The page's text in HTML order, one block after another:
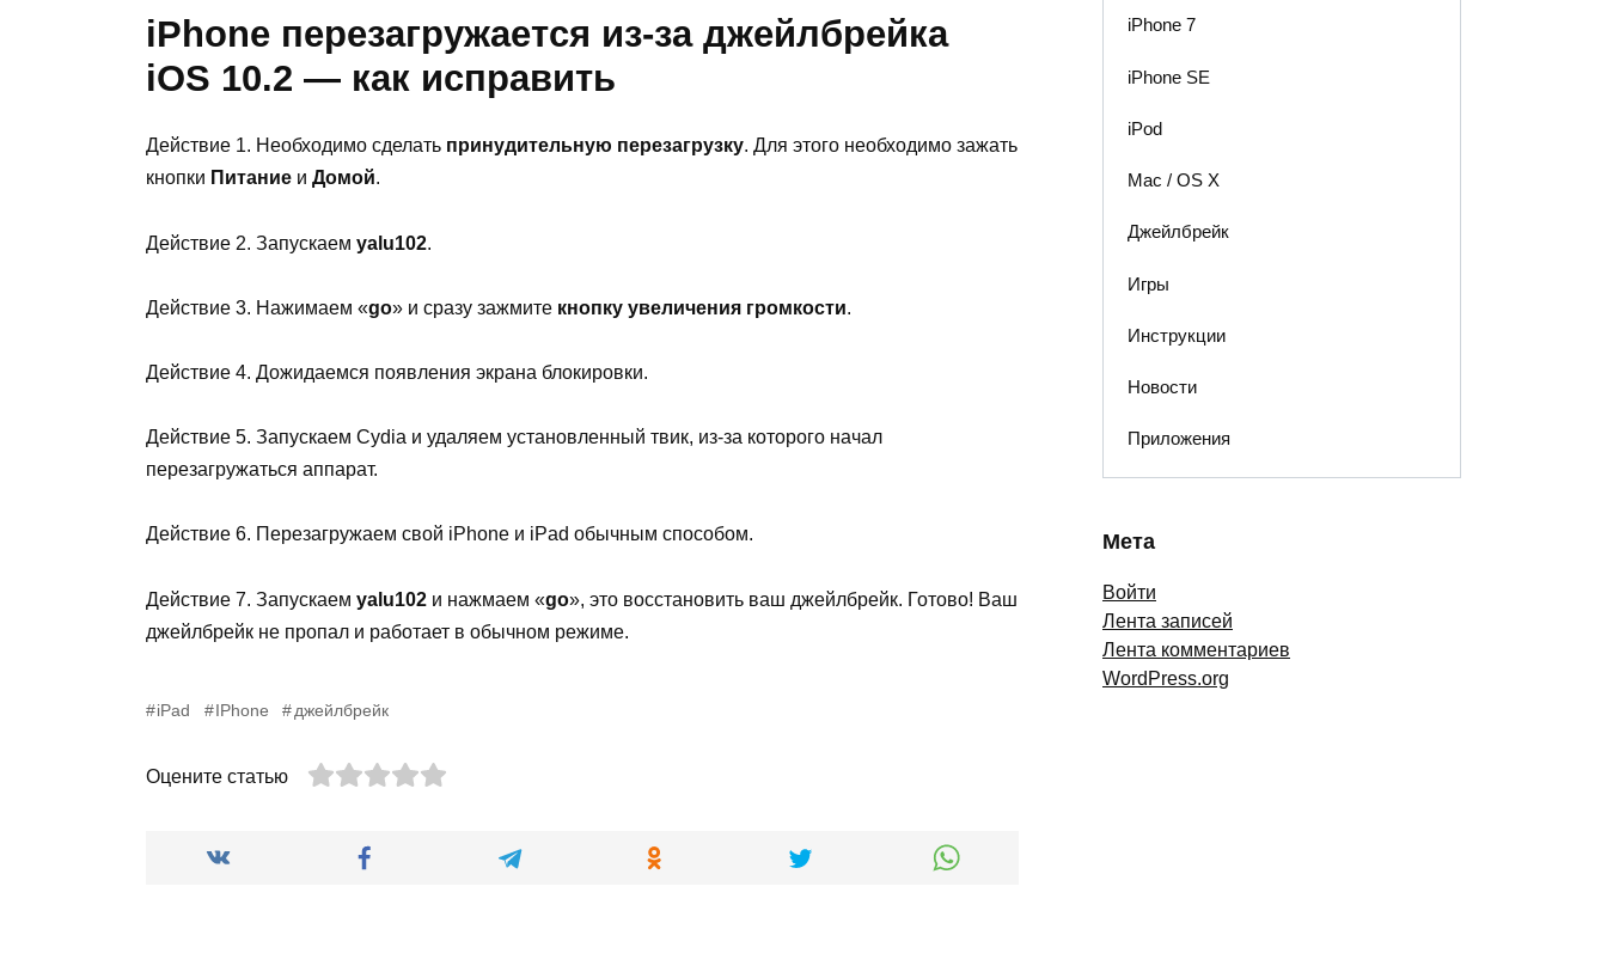
iPhone перезагружается из-за джейлбрейка
iOS 10.2 — как исправить
Действие 1. Необходимо сделать принудительную перезагрузку. Для этого необходимо зажать
кнопки Питание и Домой.
Действие 2. Запускаем yalu102.
Действие 3. Нажимаем «go» и сразу зажмите кнопку увеличения громкости.
Действие 4. Дожидаемся появления экрана блокировки.
Действие 5. Запускаем Cydia и удаляем установленный твик, из-за которого начал
перезагружаться аппарат.
Действие 6. Перезагружаем свой iPhone и iPad обычным способом.
Действие 7. Запускаем yalu102 и нажмаем «go», это восстановить ваш джейлбрейк. Готово! Ваш
джейлбрейк не пропал и работает в обычном режиме.
iPad IPhone джейлбрейк
Оцените статью
iPhone 7
iPhone SE
iPod
Mac / OS X
Джейлбрейк
Игры
Инструкции
Новости
Приложения
Мета
Войти
Лента записей
Лента комментариев
WordPress.org